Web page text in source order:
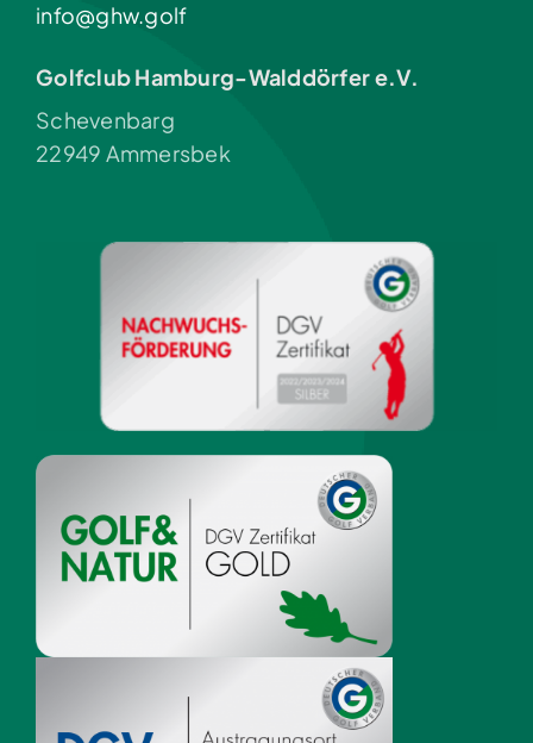
info@ghw.golf
Golfclub Hamburg-Walddörfer e.V.
Schevenbarg
22949 Ammersbek